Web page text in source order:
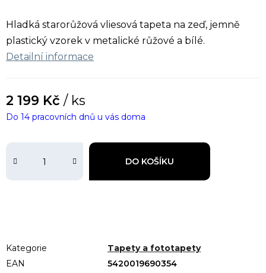
Hladká starorůžová vliesová tapeta na zeď, jemně
plastický vzorek v metalické růžové a bílé.
Detailní informace
2 199 Kč / ks
DO KOŠÍKU
Do 14 pracovních dnů u vás doma
Kategorie
Tapety a fototapety
EAN
5420019690354